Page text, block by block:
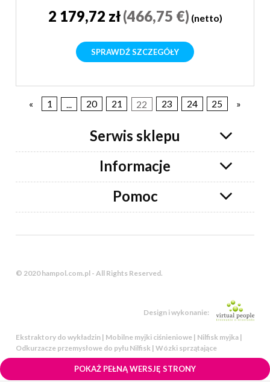
2 179,72 zł(466,75 €) (netto)
SPRAWDŹ SZCZEGÓŁY
« 1 20 21 22 23 24 25 »
Serwis sklepu
Informacje
Pomoc
© 2020 hampol.com.pl - All Rights Reserved.
Design i wykonanie:
Ekstraktory do wykładzin | Mobilne myjki ciśnieniowe | Nilfisk myjka |
Odkurzacze przemysłowe do pyłu Nilfisk | Wózki sprzątające
POKAŻ PEŁNĄ WERSJĘ STRONY